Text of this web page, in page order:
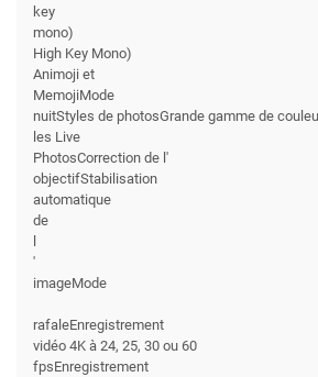
key
mono)
High Key Mono)
Animoji et
MemojiMode
nuitStyles de photosGrande gamme de
les Live
PhotosCorrection de l'
objectifStabilisation
automatique
de
'
imageMode
rafaleEnregistrement
vidéo 4K à 24, 25, 30 ou 60
fpsEnregistrement